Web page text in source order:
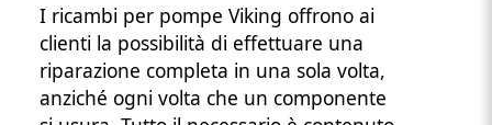
Custom Content One
I ricambi per pompe Viking offrono ai
clienti la possibilità di effettuare una
riparazione completa in una sola volta,
anziché ogni volta che un componente